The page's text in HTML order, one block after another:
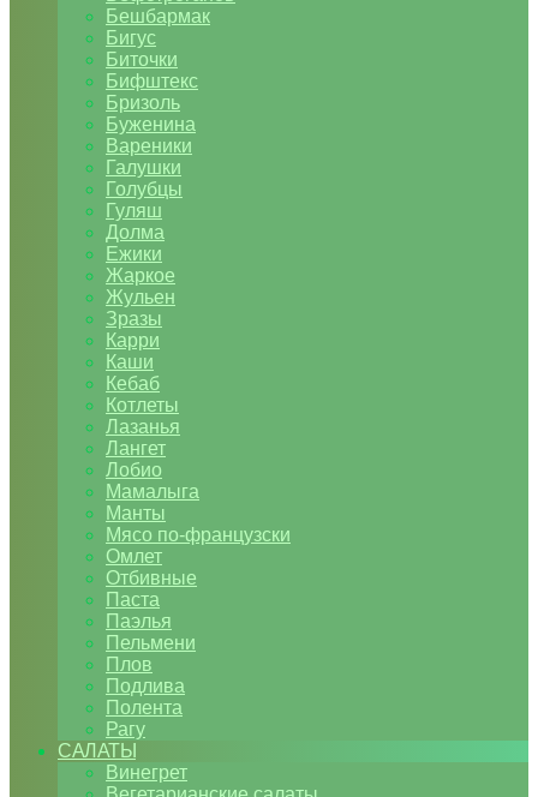
Бешбармак
Бигус
Биточки
Бифштекс
Бризоль
Буженина
Вареники
Галушки
Голубцы
Гуляш
Долма
Ежики
Жаркое
Жульен
Зразы
Карри
Каши
Кебаб
Котлеты
Лазанья
Лангет
Лобио
Мамалыга
Манты
Мясо по-французски
Омлет
Отбивные
Паста
Паэлья
Пельмени
Плов
Подлива
Полента
Рагу
САЛАТЫ
Винегрет